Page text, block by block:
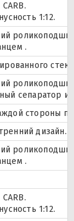
1:12.
.
сепаратор
стороны
дизайн.
.
1:12.